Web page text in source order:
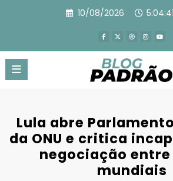
10/08/2026
Lula abre
da ONU e critica
negociação
mundiais